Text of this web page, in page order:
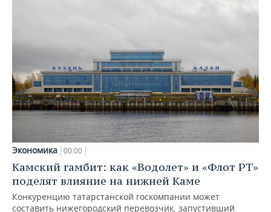
Экономика 00:00
Камский гамбит: как «Водолет» и «Флот РТ»
поделят влияние на нижней Каме
Конкуренцию татарстанской госкомпании может
составить нижегородский перевозчик, запустивший